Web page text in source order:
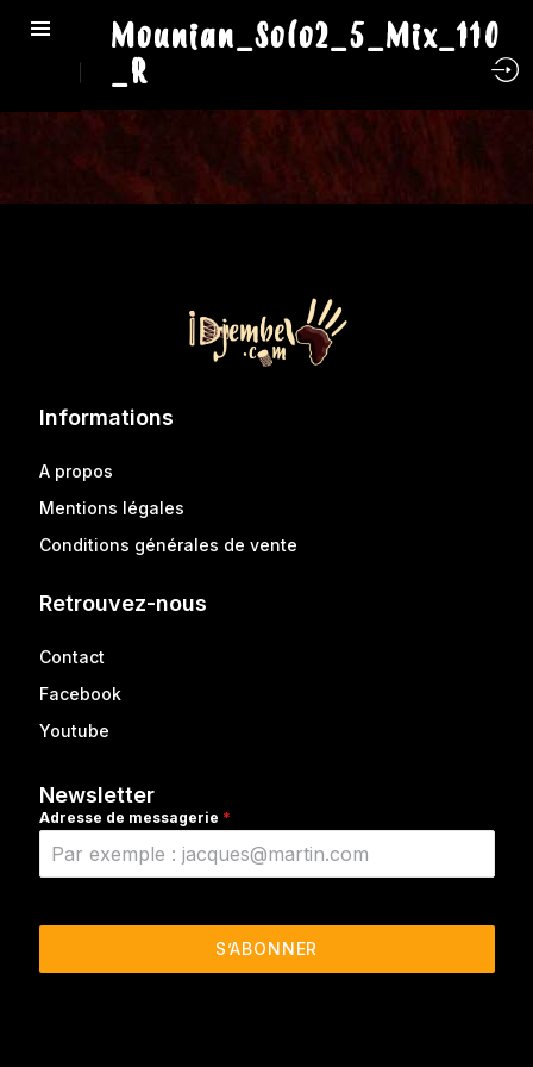
Mounian_Solo2_5_Mix_110
_R
Informations
A propos
Mentions légales
Conditions générales de vente
Retrouvez-nous
Contact
Facebook
Youtube
Newsletter
Adresse de messagerie *
S’ABONNER